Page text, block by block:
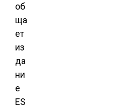
об
ща
ет
из
да
ни
е
ES